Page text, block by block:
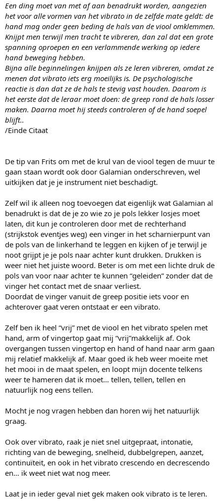
Een ding moet van met af aan benadrukt worden, aangezien
het voor alle vormen van het vibrato in de zelfde mate geldt: de
hand mag onder geen beding de hals van de viool omklemmen.
Knijpt men terwijl men tracht te vibreren, dan zal dat een grote
spanning oproepen en een verlammende werking op iedere
hand beweging hebben.
Bijna alle beginnelingen knijpen als ze leren vibreren, omdat ze
menen dat vibrato iets erg moeilijks is. De psychologische
reactie is dan dat ze de hals te stevig vast houden. Daarom is
het eerste dat de leraar moet doen: de greep rond de hals losser
maken. Daarna moet hij steeds controleren of de hand soepel
blijft..
/Einde Citaat
De tip van Frits om met de krul van de viool tegen de muur te
gaan staan wordt ook door Galamian onderschreven, wel
uitkijken dat je je instrument niet beschadigt.
Zelf wil ik alleen nog toevoegen dat eigenlijk wat Galamian al
benadrukt is dat de je zo wie zo je pols lekker losjes moet
laten, dit kun je controleren door met de rechterhand
(strijkstok eventjes weg) een vinger in het scharnierpunt van
de pols van de linkerhand te leggen en kijken of je terwijl je
noot grijpt je je pols naar achter kunt drukken. Drukken is
weer niet het juiste woord. Beter is om met een lichte druk de
pols van voor naar achter te kunnen “geleiden” zonder dat de
vinger het contact met de snaar verliest.
Doordat de vinger vanuit de greep positie iets voor en
achterover gaat veren ontstaat er een vibrato.
Zelf ben ik heel “vrij” met de viool en het vibrato spelen met
hand, arm of vingertop gaat mij “vrij”makkelijk af. Ook
overgangen tussen vingertop en hand of hand naar arm gaan
mij relatief makkelijk af. Maar goed ik heb weer moeite met
het mooi in de maat spelen, en loopt mijn docente telkens
weer te hameren dat ik moet… tellen, tellen, tellen en
natuurlijk nog eens tellen.
Mocht je nog vragen hebben dan horen wij het natuurlijk
graag.
Ook over vibrato, raak je niet snel uitgepraat, intonatie,
richting van de beweging, snelheid, dubbelgrepen, aanzet,
continuïteit, en ook in het vibrato crescendo en decrescendo
en… ik weet niet wat nog meer.
Laat je in ieder geval niet gek maken ook vibrato is te leren.